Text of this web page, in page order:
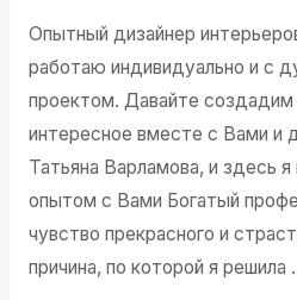
Опытный дизайнер
работаю индивидуально и с
проектом. Давайте создадим
интересное вместе с Вами и
Татьяна Варламова, и здесь
опытом с Вами Богатый
чувство прекрасного и
причина, по которой я решила